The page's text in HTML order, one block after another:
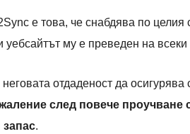
е това, че снабдява по
уебсайтът му е преведен на
отдаденост да
след повече проучване
.